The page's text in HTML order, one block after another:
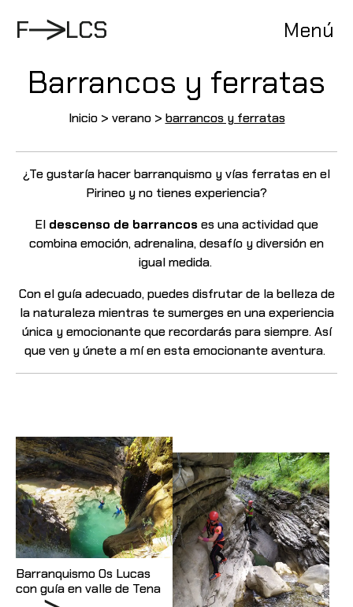
contenido
F LCS Menú
Barrancos y ferratas
Inicio> verano> barrancos y ferratas
¿Te gustaría hacer barranquismo y vías ferratas en el
Pirineo y no tienes experiencia?
El descenso de barrancoses una actividad que
combina emoción, adrenalina, desafío y diversión en
igual medida.
Con el guía adecuado, puedes disfrutar de la belleza de
la naturaleza mientras te sumerges en una experiencia
única y emocionante que recordarás para siempre. Así
que ven y únete a mí en esta emocionante aventura.
Barranquismo Os Lucas
con guía en valle de Tena